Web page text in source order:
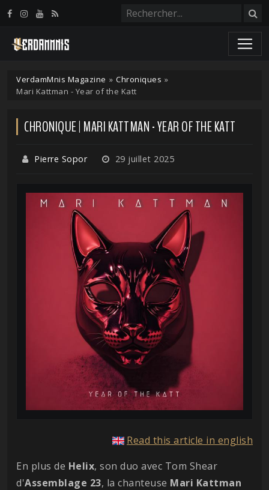
VerdamMnis Magazine » Chroniques »
Mari Kattman - Year of the Katt
CHRONIQUE | MARI KATTMAN - YEAR OF THE KATT
Pierre Sopor 29 juillet 2025
Read this article in english
En plus de Helix, son duo avec Tom Shear
d'Assemblage 23, la chanteuse Mari Kattman
Panneau de gestion des cookies